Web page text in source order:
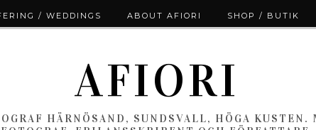
AFIORI
HÄRNÖSAND, SUNDSVALL, HÖGA
/ WEDDINGS ABOUT AFIORI SHOP / BUTIK